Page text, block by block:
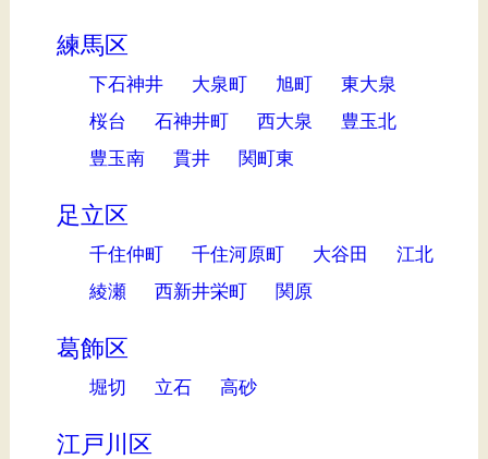
練馬区
下石神井 大泉町 旭町
東大泉
桜台
石神井町 西大泉
豊玉北
豊玉南
貫井 関町東
足立区
千住仲町 千住河原町 大谷田
江北
綾瀬
西新井栄町 関原
葛飾区
堀切 立石 高砂
江戸川区